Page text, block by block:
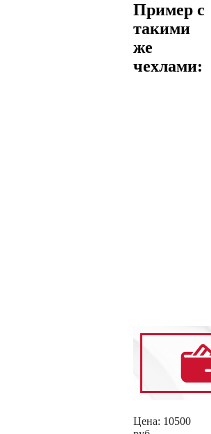
Пример с
такими
же
чехлами:
Цена: 10500